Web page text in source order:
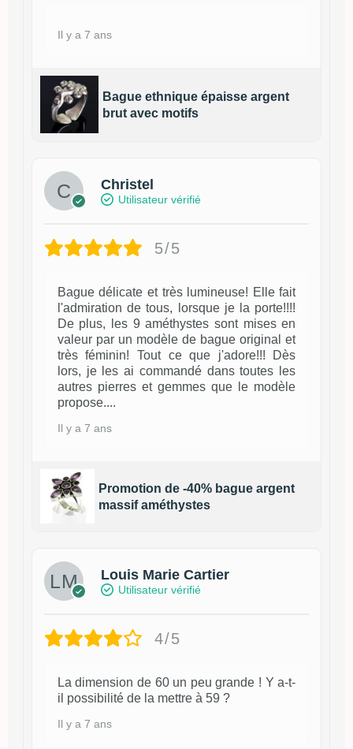
Il y a 7 ans
Bague ethnique épaisse argent
brut avec motifs
Christel
Utilisateur vérifié
5/5
Bague délicate et très lumineuse! Elle fait
l'admiration de tous, lorsque je la porte!!!!
De plus, les 9 améthystes sont mises en
valeur par un modèle de bague original et
très féminin! Tout ce que j'adore!!! Dès
lors, je les ai commandé dans toutes les
autres pierres et gemmes que le modèle
propose....
Il y a 7 ans
Promotion de -40% bague argent
massif améthystes
Louis Marie Cartier
Utilisateur vérifié
4/5
La dimension de 60 un peu grande ! Y a-t-
il possibilité de la mettre à 59 ?
Il y a 7 ans